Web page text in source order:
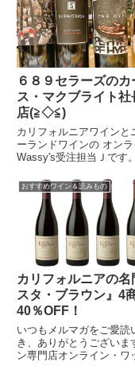
６８９セラーズのカ
ス・マクブライト社
店(≧◇≦)
カリフォルニアワインと
ーランドワインの オンラ
Wassy's受注担当Ｊです
の 689セラーズからカー
ス・マクブライト社長が
店！！オンラインワッシ
大人気の６８９ シック
ト...
おすすめワイン＆読みもの
カリフォルニアの名
スタ・ブラウン』4
40％OFF！
いつもメルマガをご愛読
き、ありがとうございま
ン専門店オンライン・ワ